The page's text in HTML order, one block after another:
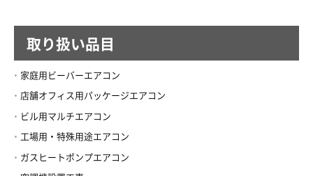
取り扱い品目
家庭用ビーバーエアコン
店舗オフィス用パッケージエアコン
ビル用マルチエアコン
工場用・特殊用途エアコン
ガスヒートポンプエアコン